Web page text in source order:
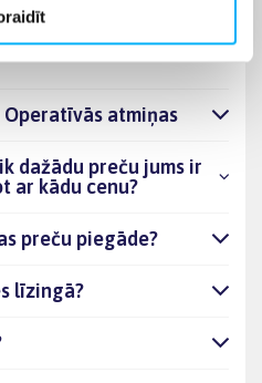
atmiņas
dažādu preču jums ir
ar kādu cenu?
preču piegāde?
līzingā?